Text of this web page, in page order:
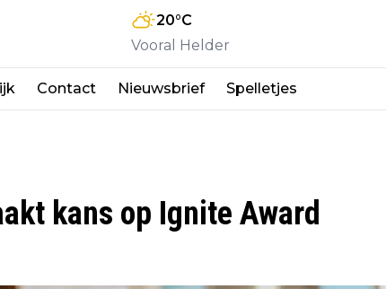
20°C
Vooral Helder
Contact Nieuwsbrief Spelletjes
kans op Ignite Award